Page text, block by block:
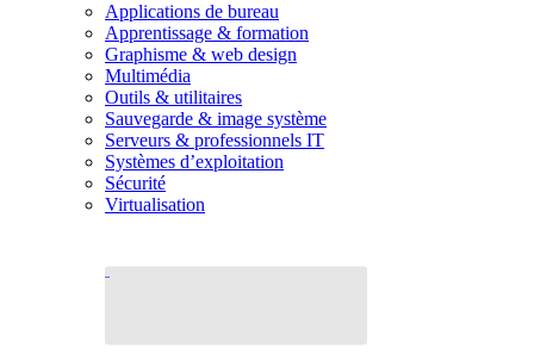
Applications de bureau
Apprentissage & formation
Graphisme & web design
Multimédia
Outils & utilitaires
Sauvegarde & image système
Serveurs & professionnels IT
Systèmes d’exploitation
Sécurité
Virtualisation